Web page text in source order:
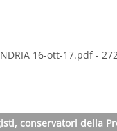
16-ott-17.pdf-
conservatori della